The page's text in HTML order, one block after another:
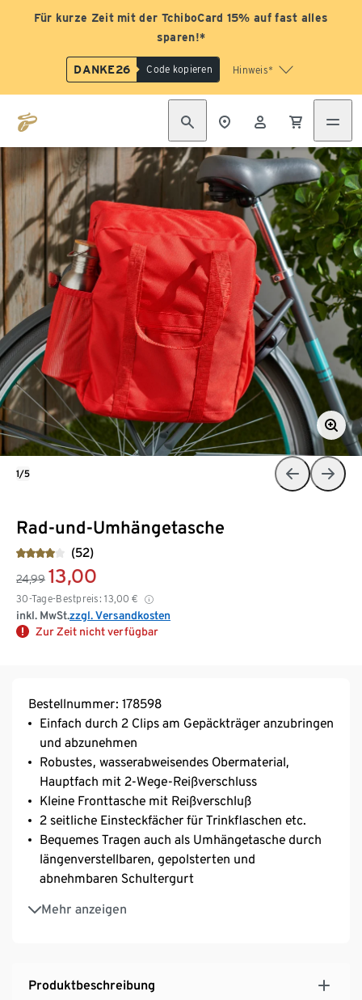
Für kurze Zeit mit der TchiboCard 15% auf fast alles
sparen!*
DANKE26 Code kopieren Hinweis*
Rad-und-Umhängetasche
(52)
24,99 13,00
30-Tage-Bestpreis: 13,00 €
inkl. MwSt.zzgl. Versandkosten
Zur Zeit nicht verfügbar
1/5
Bestellnummer: 178598
Einfach durch 2 Clips am Gepäckträger anzubringen
und abzunehmen
Robustes, wasserabweisendes Obermaterial,
Hauptfach mit 2-Wege-Reißverschluss
Kleine Fronttasche mit Reißverschluß
2 seitliche Einsteckfächer für Trinkflaschen etc.
Bequemes Tragen auch als Umhängetasche durch
längenverstellbaren, gepolsterten und
abnehmbaren Schultergurt
Mehr anzeigen
Mit Reißverschluss-Klappe zum Verdecken der
Gepäckträger-Aufhängung
Produktbeschreibung